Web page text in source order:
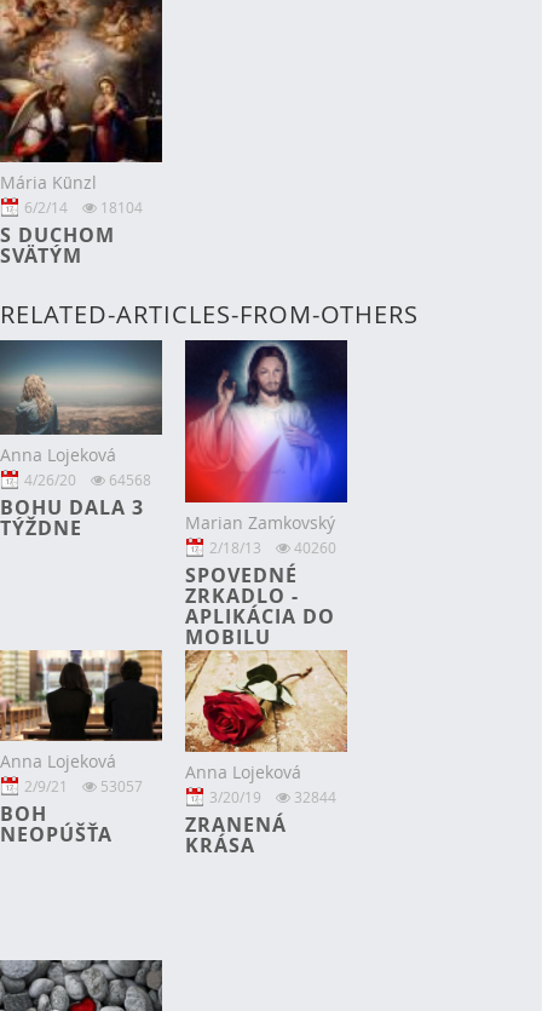
Mária Künzl
6/2/14 18104
S DUCHOM
SVÄTÝM
RELATED-ARTICLES-FROM-OTHERS
Anna Lojeková
4/26/20 64568
BOHU DALA 3
TÝŽDNE Marian Zamkovský
2/18/13 40260
SPOVEDNÉ
ZRKADLO -
APLIKÁCIA DO
MOBILU
Anna Lojeková
2/9/21 53057
BOH
NEOPÚŠŤA
Anna Lojeková
3/20/19 32844
ZRANENÁ
KRÁSA